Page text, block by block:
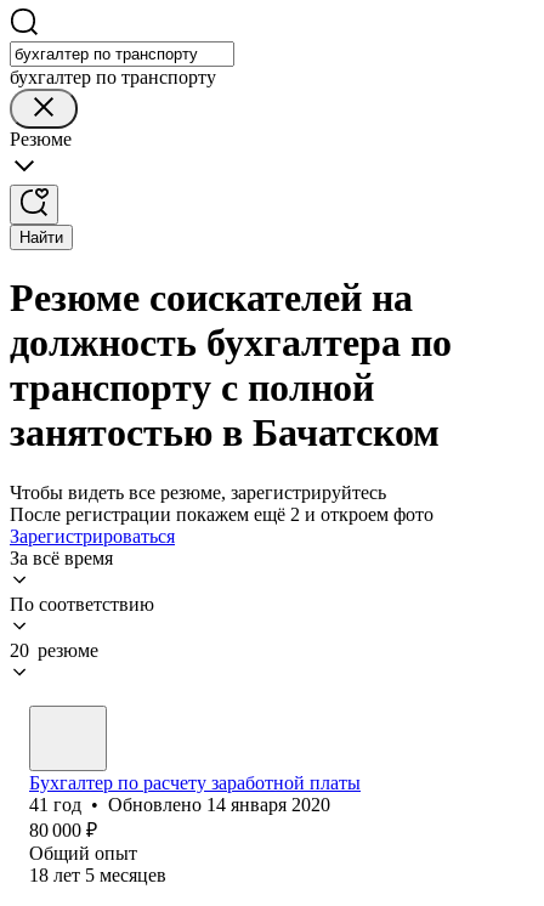
бухгалтер по транспорту
Резюме
Найти
Резюме соискателей на
должность бухгалтера по
транспорту с полной
занятостью в Бачатском
Чтобы видеть все резюме, зарегистрируйтесь
После регистрации покажем ещё 2 и откроем фото
Зарегистрироваться
За всё время
По соответствию
20 резюме
Бухгалтер по расчету заработной платы
41 год • Обновлено 14 января 2020
80 000 ₽
Общий опыт
18 лет 5 месяцев